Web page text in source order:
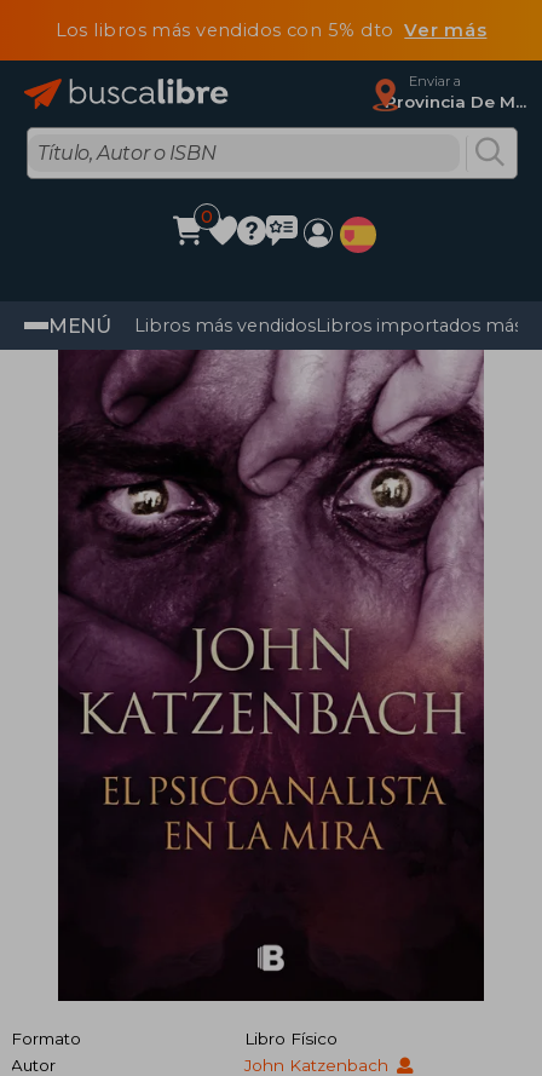
Los libros más vendidos con 5% dtoVer más
Enviar a
Provincia De Madrid
0
MENÚ Libros más vendidosLibros importados más
Formato
Libro Físico
Autor
John Katzenbach